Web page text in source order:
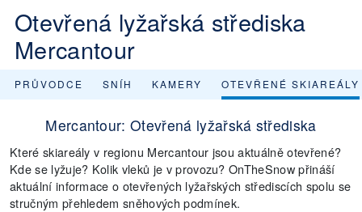
Otevřená lyžařská střediska
Mercantour
PRŮVODCE SNÍH KAMERY OTEVŘENÉ SKIAREÁLY
Mercantour: Otevřená lyžařská střediska
Které skiareály v regionu Mercantour jsou aktuálně otevřené?
Kde se lyžuje? Kolik vleků je v provozu? OnTheSnow přináší
aktuální informace o otevřených lyžařských střediscích spolu se
stručným přehledem sněhových podmínek.